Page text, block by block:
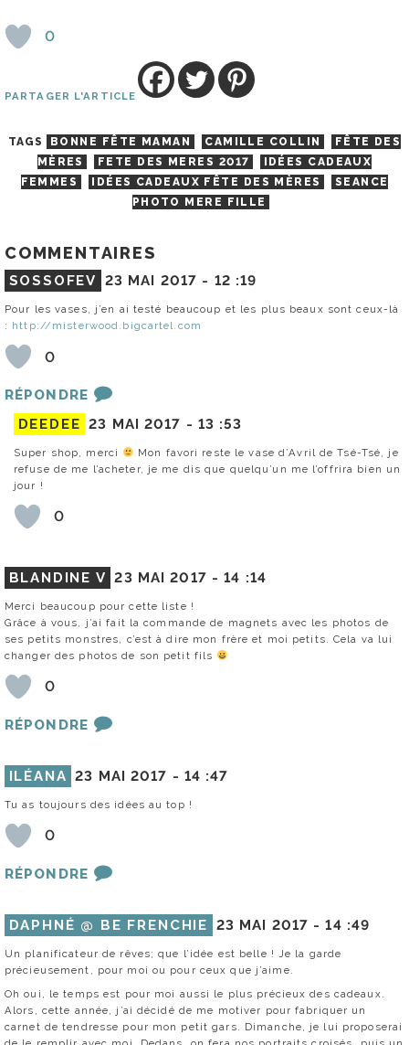
0
PARTAGER L'ARTICLE
TAGS BONNE FÊTE MAMAN CAMILLE COLLIN
FÊTE DES
MÈRES
FETE DES MERES 2017
IDÉES CADEAUX
FEMMES
IDÉES CADEAUX FÊTE DES MÈRES
SEANCE
PHOTO MERE FILLE
COMMENTAIRES
SOSSOFEV 23 MAI 2017 - 12 :19
Pour les vases, j’en ai testé beaucoup et les plus beaux sont ceux-là
: http://misterwood.bigcartel.com
0
RÉPONDRE
DEEDEE 23 MAI 2017 - 13 :53
Super shop, merci
Mon favori reste le vase d’Avril de Tsé-Tsé, je
refuse de me l’acheter, je me dis que quelqu’un me l’offrira bien un
jour !
0
BLANDINE V 23 MAI 2017 -14 :14
Merci beaucoup pour cette liste !
Grâce à vous, j’ai fait la commande de magnets avec les photos de
ses petits monstres, c’est à dire mon frère et moi petits. Cela va lui
changer des photos de son petit fils
0
RÉPONDRE
ILÉANA 23 MAI 2017 - 14 :47
Tu as toujours des idées au top !
0
RÉPONDRE
DAPHNÉ @ BE FRENCHIE 23 MAI 2017 -14 :49
Un planificateur de rêves; que l’idée est belle ! Je la garde
précieusement, pour moi ou pour ceux que j’aime.
Oh oui, le temps est pour moi aussi le plus précieux des cadeaux.
Alors, cette année, j’ai décidé de me motiver pour fabriquer un
carnet de tendresse pour mon petit gars. Dimanche, je lui proposerai